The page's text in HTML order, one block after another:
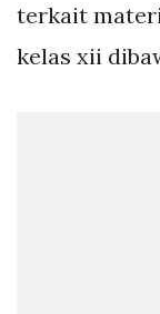
terkait
kelas xii